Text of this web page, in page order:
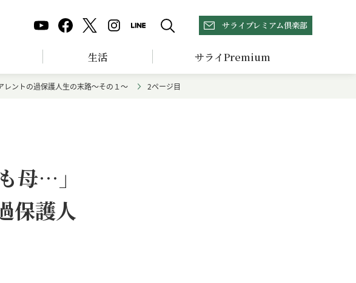
サライプレミアム倶楽部
生活 サライPremium
レントの過保護人生の末路～その１～ 2ページ目
母…」
保護人